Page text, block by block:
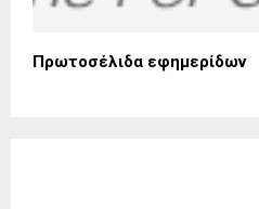
Πρωτοσέλιδα εφημερίδων